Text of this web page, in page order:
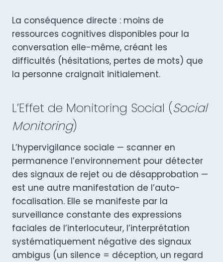
La conséquence directe : moins de
ressources cognitives disponibles pour la
conversation elle-même, créant les
difficultés (hésitations, pertes de mots) que
la personne craignait initialement.
L’Effet de Monitoring Social (Social
Monitoring)
L’hypervigilance sociale — scanner en
permanence l’environnement pour détecter
des signaux de rejet ou de désapprobation —
est une autre manifestation de l’auto-
focalisation. Elle se manifeste par la
surveillance constante des expressions
faciales de l’interlocuteur, l’interprétation
systématiquement négative des signaux
ambigus (un silence = déception, un regard